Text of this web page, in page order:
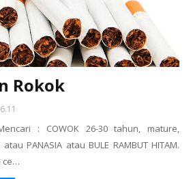
Rokok
: COWOK 26-30 tahun, mature,
PANASIA atau BULE RAMBUT HITAM.
ce…